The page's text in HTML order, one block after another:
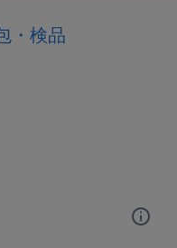
・検品